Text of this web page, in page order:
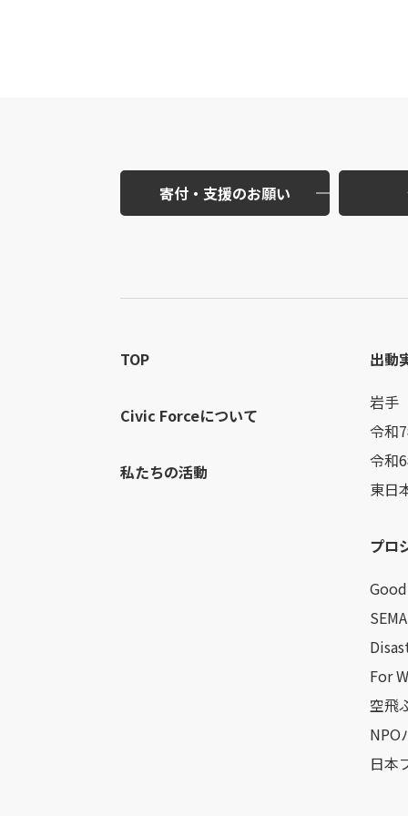
寄付・支援のお願い
TOP
Civic Forceについて
私たちの活動
出動
岩手
令和
令和
東日
プロ
SEMA
For
空飛
NPO
日本